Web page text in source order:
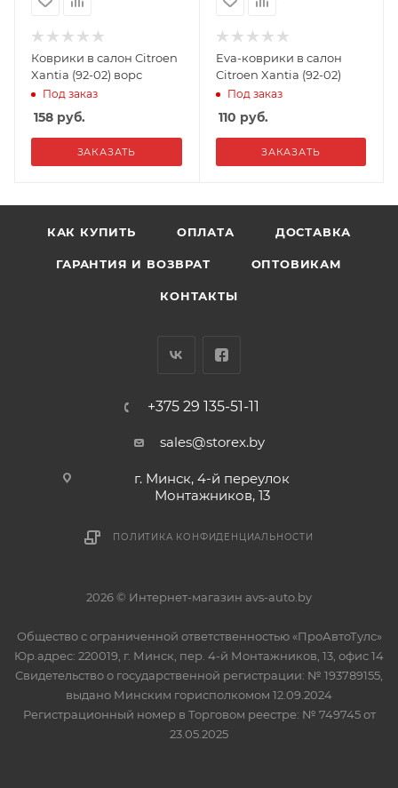
Коврики в салон Citroen
Xantia (92-02) ворс
Под заказ
158 руб.
ЗАКАЗАТЬ
Eva-коврики в салон
Citroen Xantia (92-02)
Под заказ
110 руб.
ЗАКАЗАТЬ
КАК КУПИТЬ ОПЛАТА ДОСТАВКА
ГАРАНТИЯ И ВОЗВРАТ ОПТОВИКАМ
КОНТАКТЫ
+375 29 135-51-11
sales@storex.by
г. Минск, 4-й переулок
Монтажников, 13
ПОЛИТИКА КОНФИДЕНЦИАЛЬНОСТИ
2026 © Интернет-магазин avs-auto.by
Общество с ограниченной ответственностью «ПроАвтоТулс»
Юр.адрес: 220019, г. Минск, пер. 4-й Монтажников, 13, офис 14
Свидетельство о государственной регистрации: № 193789155,
выдано Минским горисполкомом 12.09.2024
Регистрационный номер в Торговом реестре: № 749745 от
23.05.2025